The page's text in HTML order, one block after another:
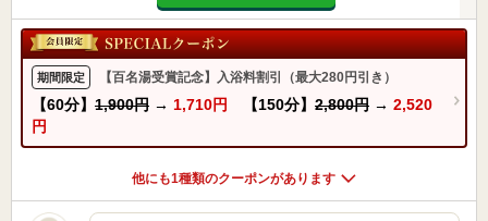
期間限定 【百名湯受賞記念】入浴料割引（最大280円引き）
【60分】 1,900円 → 1,710円 【150分】 2,800円 → 2,520
円
他にも1種類のクーポンがあります